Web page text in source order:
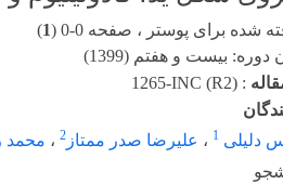
شده برای پوستر ، صفحه 0-0 ( 1
)
دوره: بیست و هفتم (1399)
:
1265-INC (R2)
دلیلی 1 ، علیرضا صدر ممتاز 2 ، محمد